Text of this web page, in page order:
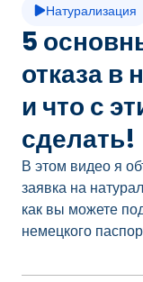
Натурализация
5
отказа в
и что с
сделать!
В этом видео я
заявка на
как вы можете
немецкого